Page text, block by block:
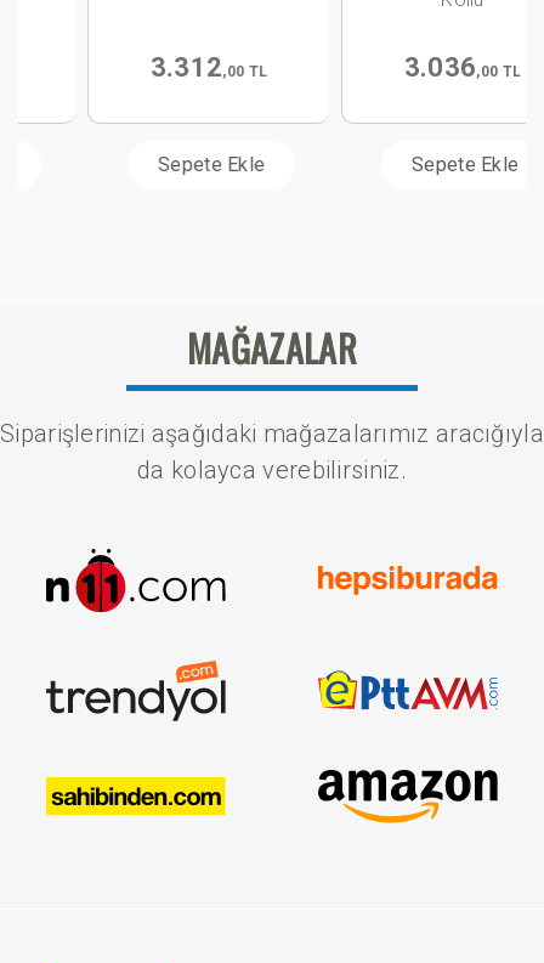
3.312,00 TL
Sepete Ekle
3.036,00 TL
Sepete Ekle
MAĞAZALAR
Siparişlerinizi aşağıdaki mağazalarımız aracığıyla
da kolayca verebilirsiniz.